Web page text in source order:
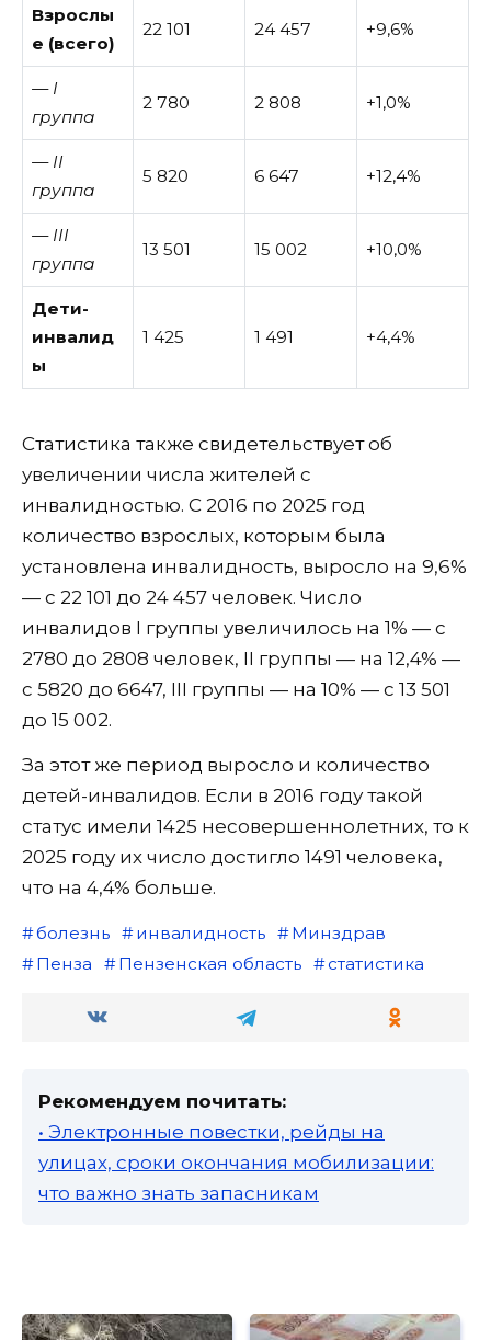
Взрослы
е (всего)
22 101 24 457 +9,6%
— I
группа
2 780 2 808 +1,0%
— II
группа
5 820 6 647 +12,4%
— III
группа
13 501 15 002 +10,0%
Дети-
инвалид
ы
1 425 1 491 +4,4%
Статистика также свидетельствует об
увеличении числа жителей с
инвалидностью. С 2016 по 2025 год
количество взрослых, которым была
установлена инвалидность, выросло на 9,6%
— с 22 101 до 24 457 человек. Число
инвалидов I группы увеличилось на 1% — с
2780 до 2808 человек, II группы — на 12,4% —
с 5820 до 6647, III группы — на 10% — с 13 501
до 15 002.
За этот же период выросло и количество
детей-инвалидов. Если в 2016 году такой
статус имели 1425 несовершеннолетних, то к
2025 году их число достигло 1491 человека,
что на 4,4% больше.
болезнь инвалидность
Минздрав
Пенза
Пензенская область статистика
Рекомендуем почитать:
• Электронные повестки, рейды на
улицах, сроки окончания мобилизации:
что важно знать запасникам